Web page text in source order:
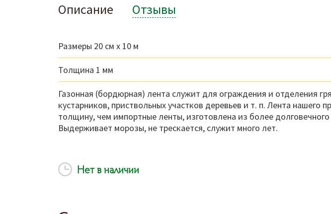
Описание Отзывы
Размеры 20 см х 10 м
Толщина 1 мм
Газонная (бордюрная) лента служит для ограждения и отделения
кустарников, приствольных участков деревьев и т. п. Лента нашего
толщину, чем импортные ленты, изготовлена из более
Выдерживает морозы, не трескается, служит много лет.
Нет в наличии